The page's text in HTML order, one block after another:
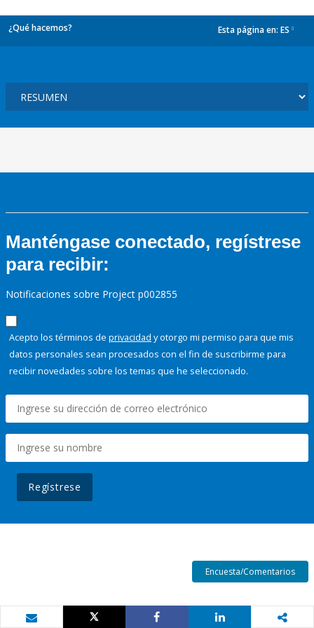
¿Qué hacemos? Esta página en: ES
Manténgase conectado, regístrese
para recibir:
Notificaciones sobre Project p002855
Acepto los términos de privacidad y otorgo mi permiso para que mis
datos personales sean procesados con el fin de suscribirme para
recibir novedades sobre los temas que he seleccionado.
Regístrese
Encuesta/Comentarios